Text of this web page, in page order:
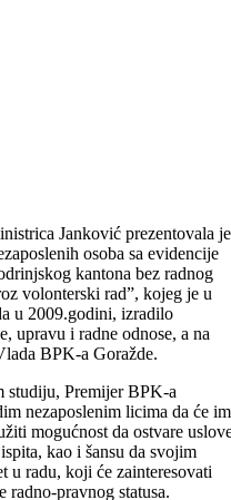
Janković prezentovala je
osoba sa evidencije
kantona bez radnog
volonterski rad”, kojeg je u
upravu i radne odnose, a na
BPK-a Goražde.
studiju, Premijer BPK-a
nezaposlenim licima da će im
mogućnost da ostvare